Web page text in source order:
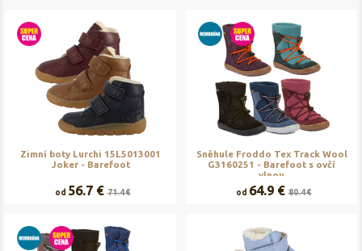
Zimní boty Lurchi 15L5013001
Joker - Barefoot
od 56.7 € 71.4 €
Sněhule Froddo Tex Track Wool
G3160251 - Barefoot s ovčí
vlnou
od 64.9 € 80.4 €